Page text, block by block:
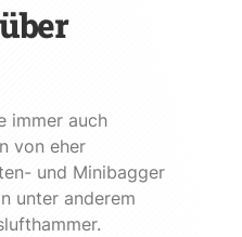
immer auch
von eher
und Minibagger
unter anderem